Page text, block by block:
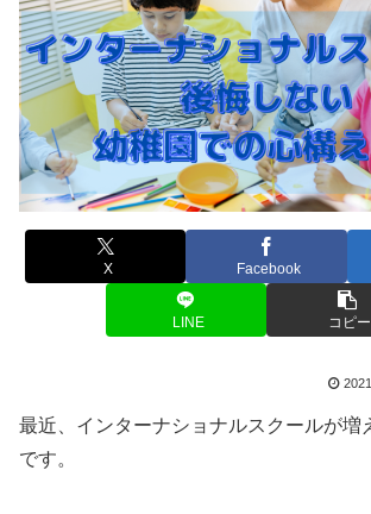
X Facebook
LINE コピー
最近、インターナショナルスクールが増
です。